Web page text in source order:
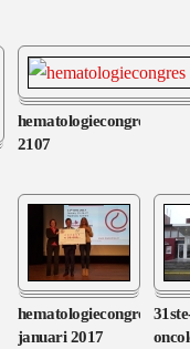
hematologiecongres
2107
hematologiecongres
januari 2017